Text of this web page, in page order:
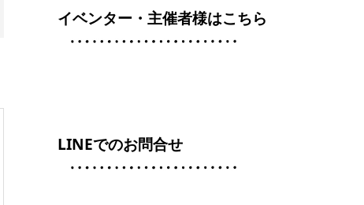
イベンター・主催者様はこちら
LINEでのお問合せ